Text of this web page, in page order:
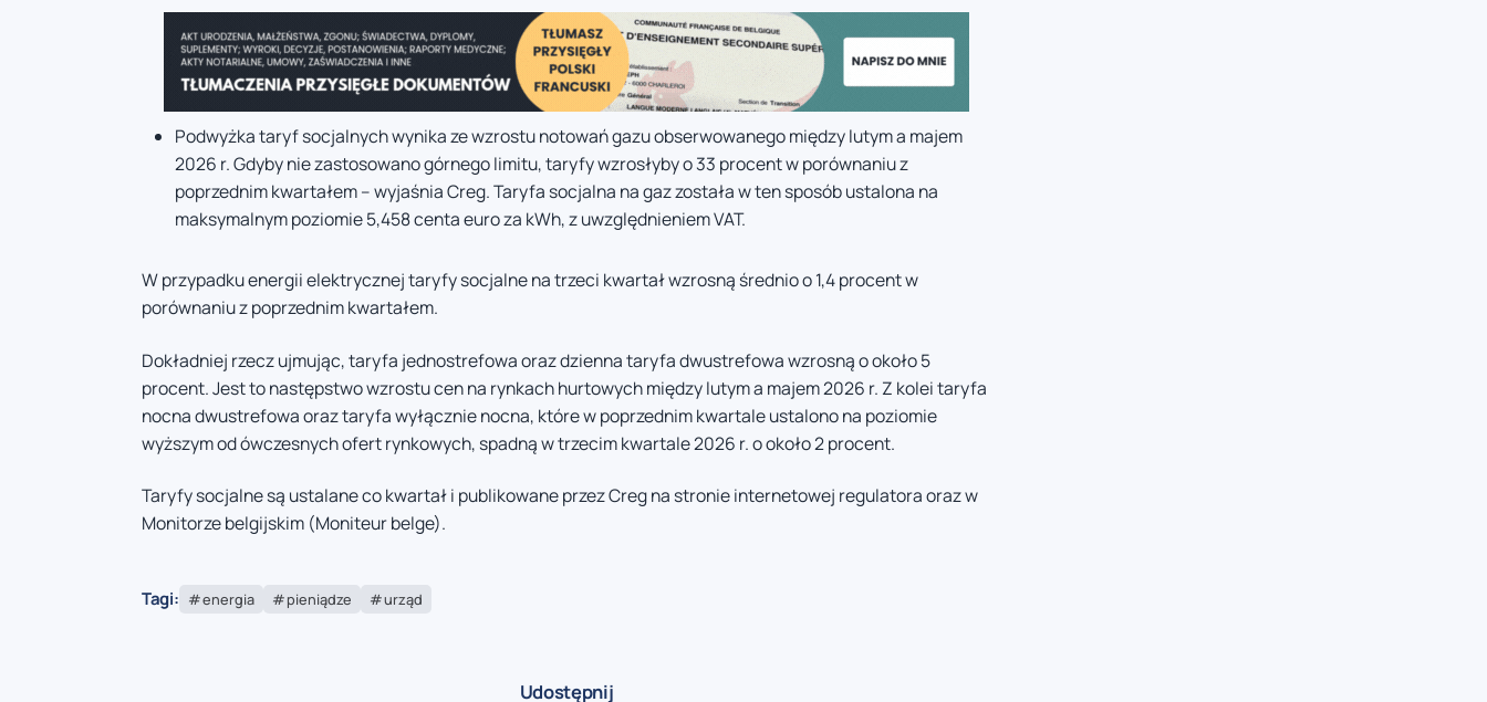
Podwyżka taryf socjalnych wynika ze wzrostu notowań gazu obserwowanego między lutym a majem
2026 r. Gdyby nie zastosowano górnego limitu, taryfy wzrosłyby o 33 procent w porównaniu z
poprzednim kwartałem – wyjaśnia Creg. Taryfa socjalna na gaz została w ten sposób ustalona na
maksymalnym poziomie 5,458 centa euro za kWh, z uwzględnieniem VAT.
W przypadku energii elektrycznej taryfy socjalne na trzeci kwartał wzrosną średnio o 1,4 procent w
porównaniu z poprzednim kwartałem.
Dokładniej rzecz ujmując, taryfa jednostrefowa oraz dzienna taryfa dwustrefowa wzrosną o około 5
procent. Jest to następstwo wzrostu cen na rynkach hurtowych między lutym a majem 2026 r. Z kolei taryfa
nocna dwustrefowa oraz taryfa wyłącznie nocna, które w poprzednim kwartale ustalono na poziomie
wyższym od ówczesnych ofert rynkowych, spadną w trzecim kwartale 2026 r. o około 2 procent.
Taryfy socjalne są ustalane co kwartał i publikowane przez Creg na stronie internetowej regulatora oraz w
Monitorze belgijskim (Moniteur belge).
Tagi: energia pieniądze urząd
Udostępnij